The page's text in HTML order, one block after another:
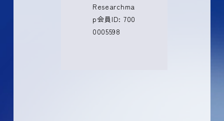
Researchma
p会員ID: 700
0005598